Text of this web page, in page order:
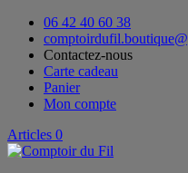
06 42 40 60 38
Contactez-nous
Carte cadeau
Panier
Mon compte
Articles 0